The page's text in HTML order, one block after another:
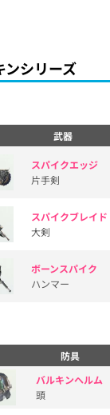
ンシリーズ
武器
スパイクエッジ
片手剣
スパイクブレイド
大剣
ボーンスパイク
ハンマー
防具
バルキンヘルム
頭